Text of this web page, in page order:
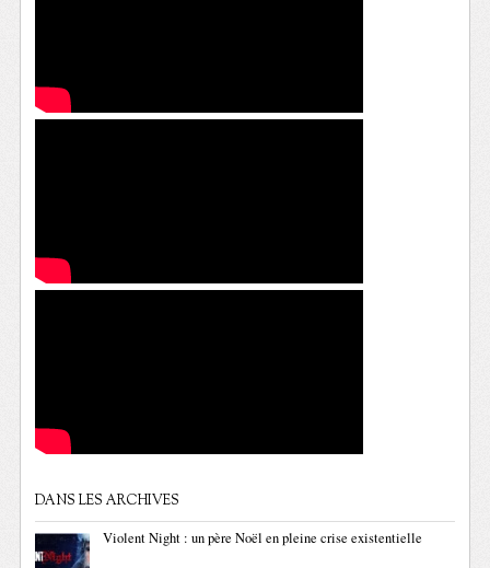
DANS LES ARCHIVES
Violent Night : un père Noël en pleine crise existentielle